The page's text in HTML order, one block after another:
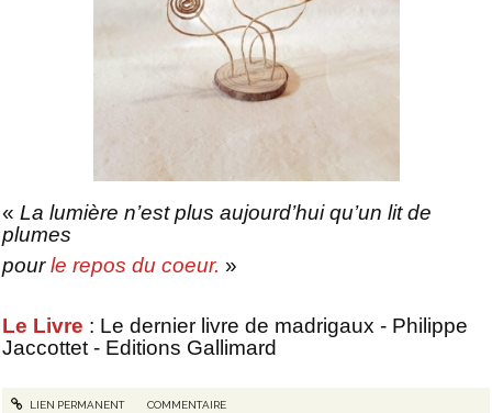
« La lumière n’est plus aujourd’hui qu’un lit de
plumes
pourle repos du coeur. »
Le Livre : Le dernier livre de madrigaux - Philippe
Jaccottet - Editions Gallimard
LIEN PERMANENT COMMENTAIRE